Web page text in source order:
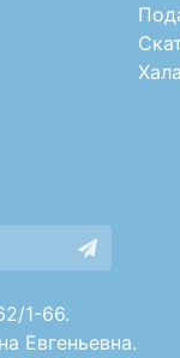
1-66.
Евгеньевна.